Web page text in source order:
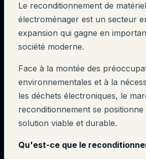
Le reconditionnement de matériel
électroménager est un secteur
expansion qui gagne en
société moderne.
Face à la montée des
environnementales et à la
les déchets électroniques, le
reconditionnement se
solution viable et durable.
Qu'est-ce que le